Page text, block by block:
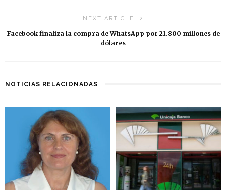
NEXT ARTICLE
Facebook finaliza la compra de WhatsApp por 21.800 millones de
dólares
NOTICIAS RELACIONADAS